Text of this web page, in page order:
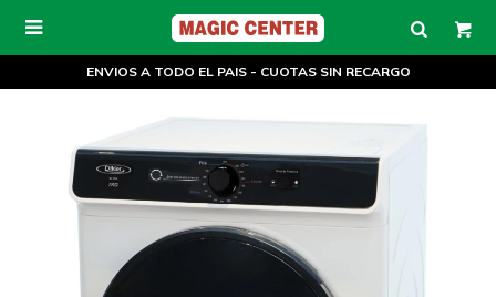

ENVIOS A TODO EL PAIS - CUOTAS SIN RECARGO